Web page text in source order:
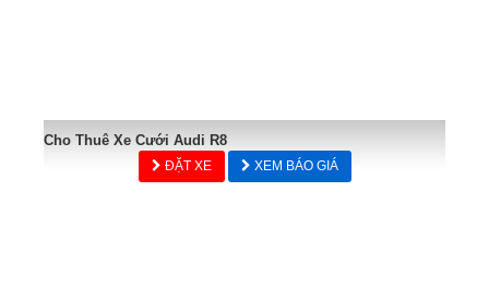
Cho Thuê Xe Cưới Audi R8
ĐẶT XE XEM BÁO GIÁ